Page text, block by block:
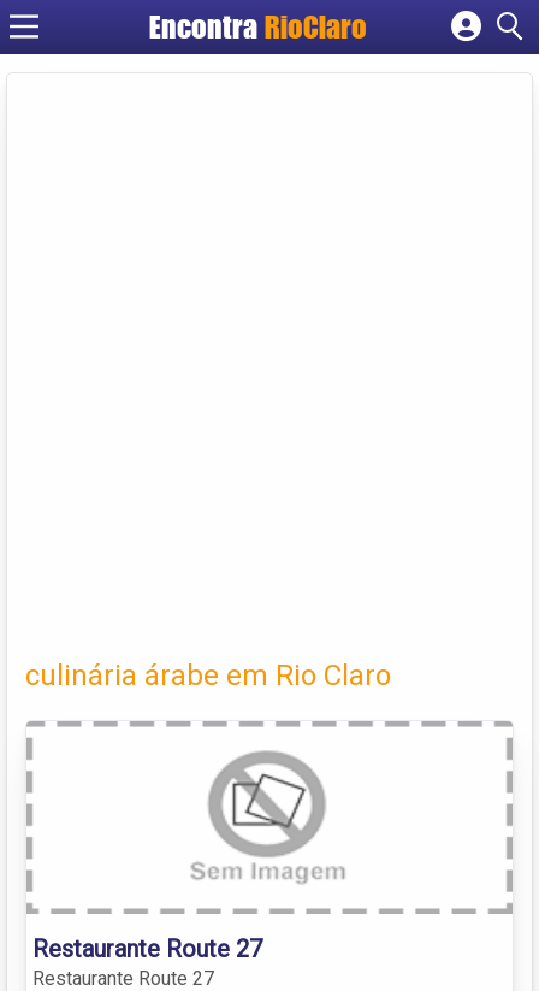
Encontra RioClaro
Cadastrar empresa
culinária árabe em Rio Claro
Restaurante Route 27
Restaurante Route 27